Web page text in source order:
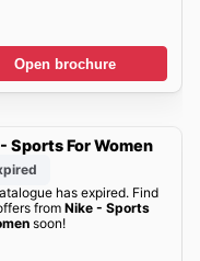
Open brochure
Sports For Women
has expired. Find
from Nike - Sports
soon!